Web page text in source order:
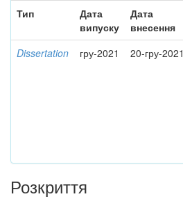
Тип
Дата
випуску
Дата
внесення
Dissertation гру-2021 20-гру-2021
Розкриття